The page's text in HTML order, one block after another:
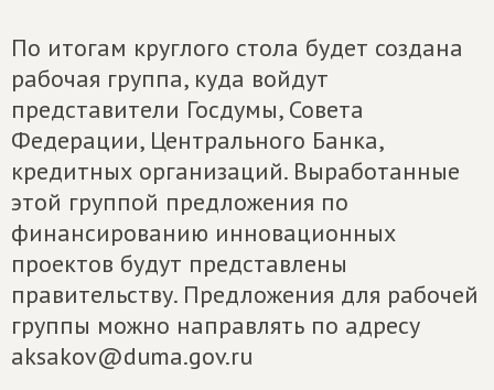
По итогам круглого стола будет создана
рабочая группа, куда войдут
представители Госдумы, Совета
Федерации, Центрального Банка,
кредитных организаций. Выработанные
этой группой предложения по
финансированию инновационных
проектов будут представлены
правительству. Предложения для рабочей
группы можно направлять по адресу
aksakov@duma.gov.ru